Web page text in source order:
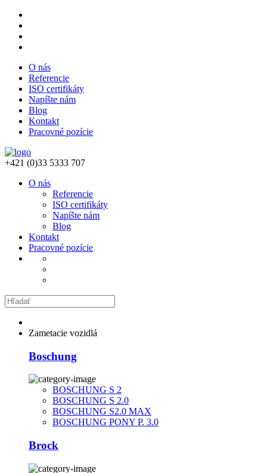
O nás
Referencie
ISO certifikáty
Napíšte nám
Blog
Kontakt
Pracovné pozície
+421 (0)33 5333 707
O nás
Referencie
ISO certifikáty
Napíšte nám
Blog
Kontakt
Pracovné pozície
Zametacie vozidlá
Boschung
BOSCHUNG S 2
BOSCHUNG S 2.0
BOSCHUNG S2.0 MAX
BOSCHUNG PONY P. 3.0
Brock